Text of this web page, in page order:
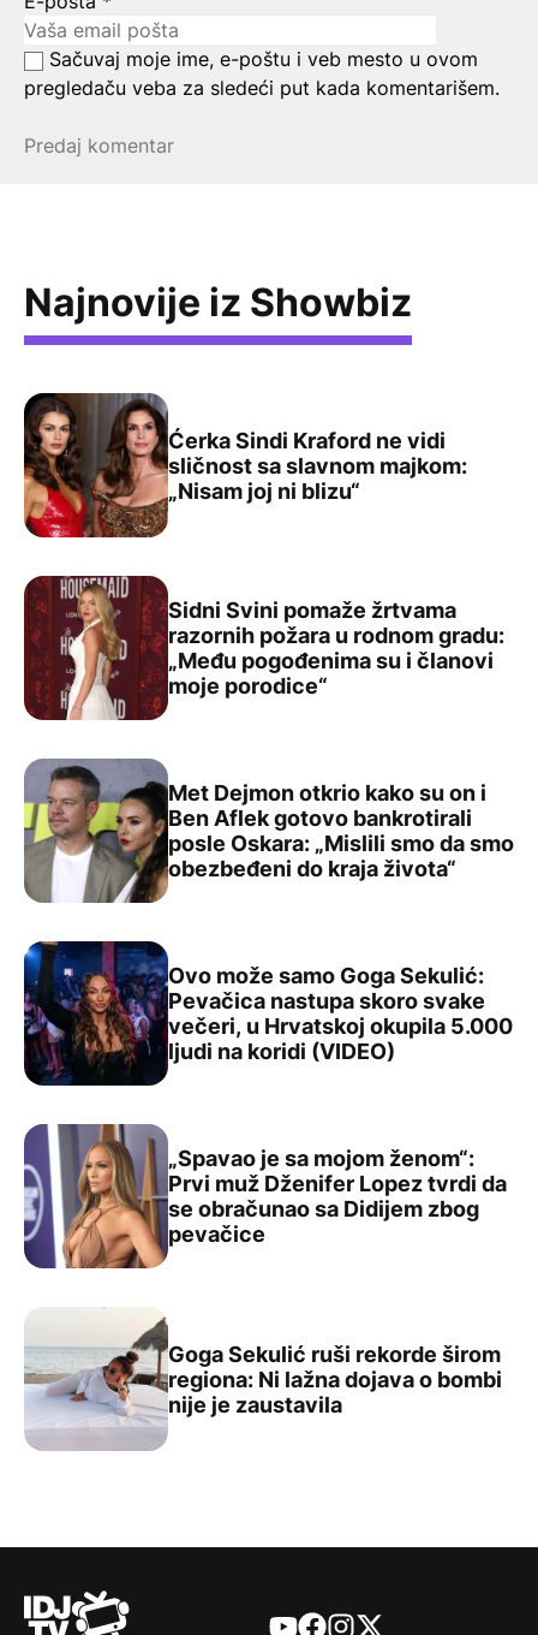
Sačuvaj moje ime, e-poštu i veb mesto u ovom
pregledaču veba za sledeći put kada komentarišem.
Najnovije iz Showbiz
Ćerka Sindi Kraford ne vidi sličnost sa slavnom majkom:
Ćerka Sindi Kraford ne vidi
sličnost sa slavnom majkom:
„Nisam joj ni blizu“
Sidni Svini pomaže žrtvama razornih požara u rodnom
Sidni Svini pomaže žrtvama
razornih požara u rodnom gradu:
„Među pogođenima su i članovi
moje porodice“
Met Dejmon otkrio kako su on i Ben Aflek gotovo
Met Dejmon otkrio kako su on i
Ben Aflek gotovo bankrotirali
posle Oskara: „Mislili smo da smo
obezbeđeni do kraja života“
Ovo može samo Goga Sekulić: Pevačica nastupa
Ovo može samo Goga Sekulić:
Pevačica nastupa skoro svake
večeri, u Hrvatskoj okupila 5.000
ljudi na koridi (VIDEO)
„Spavao je sa mojom ženom“: Prvi muž Dženifer
„Spavao je sa mojom ženom“:
Prvi muž Dženifer Lopez tvrdi da
se obračunao sa Didijem zbog
pevačice
Goga Sekulić ruši rekorde širom regiona: Ni lažna
Goga Sekulić ruši rekorde širom
regiona: Ni lažna dojava o bombi
nije je zaustavila
YouTube
Facebook
Instagram
X